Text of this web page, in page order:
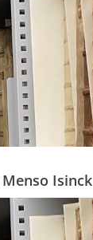
Menso Isinck